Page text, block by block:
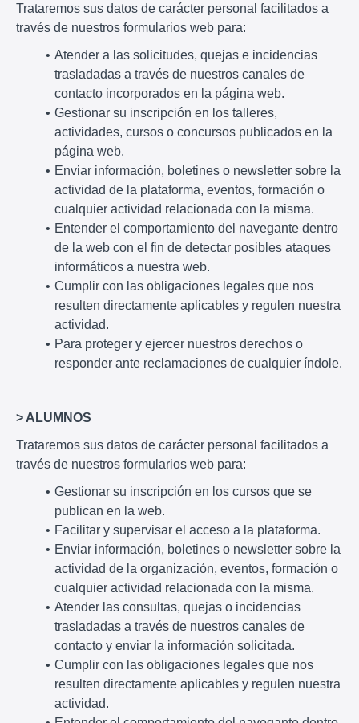
Trataremos sus datos de carácter personal facilitados a
través de nuestros formularios web para:
Atender a las solicitudes, quejas e incidencias
trasladadas a través de nuestros canales de
contacto incorporados en la página web.
Gestionar su inscripción en los talleres,
actividades, cursos o concursos publicados en la
página web.
Enviar información, boletines o newsletter sobre la
actividad de la plataforma, eventos, formación o
cualquier actividad relacionada con la misma.
Entender el comportamiento del navegante dentro
de la web con el fin de detectar posibles ataques
informáticos a nuestra web.
Cumplir con las obligaciones legales que nos
resulten directamente aplicables y regulen nuestra
actividad.
Para proteger y ejercer nuestros derechos o
responder ante reclamaciones de cualquier índole.
> ALUMNOS
Trataremos sus datos de carácter personal facilitados a
través de nuestros formularios web para:
Gestionar su inscripción en los cursos que se
publican en la web.
Facilitar y supervisar el acceso a la plataforma.
Enviar información, boletines o newsletter sobre la
actividad de la organización, eventos, formación o
cualquier actividad relacionada con la misma.
Atender las consultas, quejas o incidencias
trasladadas a través de nuestros canales de
contacto y enviar la información solicitada.
Cumplir con las obligaciones legales que nos
resulten directamente aplicables y regulen nuestra
actividad.